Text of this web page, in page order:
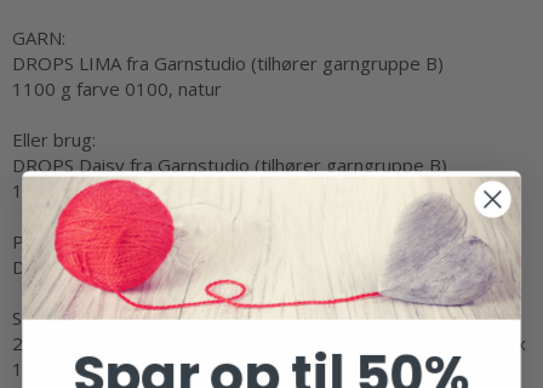
GARN:
DROPS LIMA fra Garnstudio (tilhører garngruppe B)
1100 g farve 0100, natur
Eller brug:
DROPS Daisy fra Garnstudio (tilhører garngruppe B)
1000 g farve 01, natur
PINDE:
DROPSRUNDPINDNR 3,5: Længde 60 cm.
STRIKKEFASTHED:
22 masker i bredden og 45 pinde i højden med
= 10 x
10 cm.